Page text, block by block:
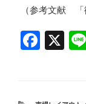
（参考文献 「
F
e
X